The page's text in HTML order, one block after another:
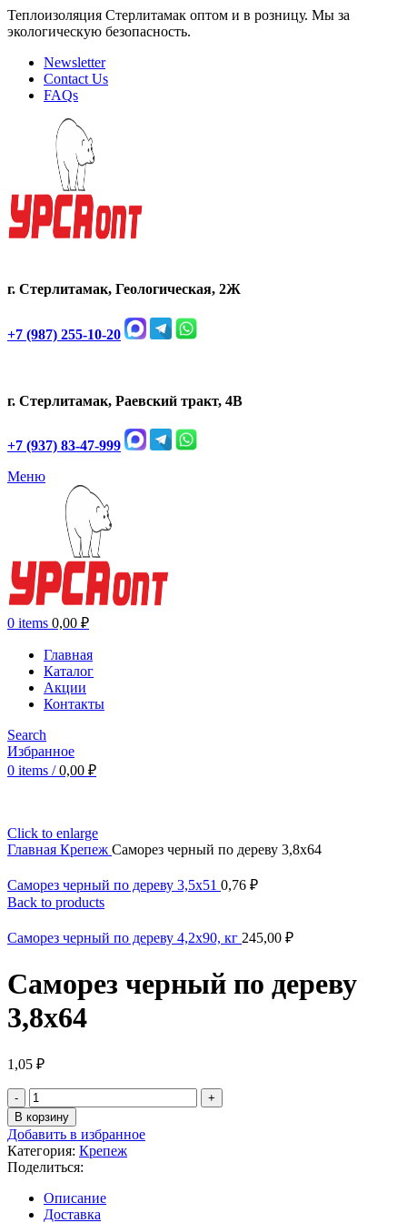
Теплоизоляция Стерлитамак оптом и в розницу. Мы за
экологическую безопасность.
Newsletter
Contact Us
FAQs
г. Стерлитамак, Геологическая, 2Ж
+7 (987) 255-10-20
г. Стерлитамак, Раевский тракт, 4В
+7 (937) 83-47-999
Меню
0 items 0,00 ₽
Главная
Каталог
Акции
Контакты
Search
Избранное
0 items / 0,00 ₽
Click to enlarge
Главная Крепеж Саморез черный по дереву 3,8х64
Саморез черный по дереву 3,5х51 0,76 ₽
Back to products
Саморез черный по дереву 4,2х90, кг 245,00 ₽
Саморез черный по дереву
3,8х64
1,05 ₽
Количество
товара
Саморез
черный
по
дереву
3,8х64
В корзину
Добавить в избранное
Категория: Крепеж
Поделиться:
Описание
Доставка